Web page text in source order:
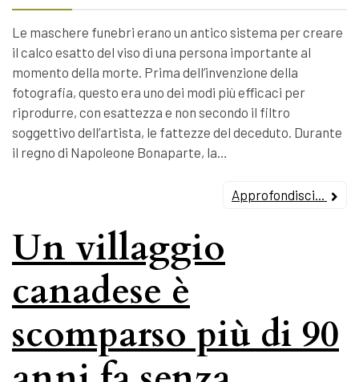
Le maschere funebri erano un antico sistema per creare
il calco esatto del viso di una persona importante al
momento della morte. Prima dell’invenzione della
fotografia, questo era uno dei modi più efficaci per
riprodurre, con esattezza e non secondo il filtro
soggettivo dell’artista, le fattezze del deceduto. Durante
il regno di Napoleone Bonaparte, la…
Approfondisci...
Un villaggio
canadese è
scomparso più di 90